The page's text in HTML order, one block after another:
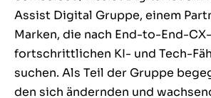
Assist Digital Gruppe, einem
Marken, die nach End-to-End-
fortschrittlichen KI- und Tech-
suchen. Als Teil der Gruppe
den sich ändernden und